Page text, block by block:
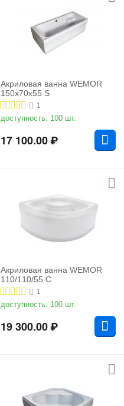
Акриловая ванна WEMOR
150x70x55 S
1
доступность: 100 шт.
17 100.00₽
Акриловая ванна WEMOR
110/110/55 C
1
доступность: 100 шт.
19 300.00₽